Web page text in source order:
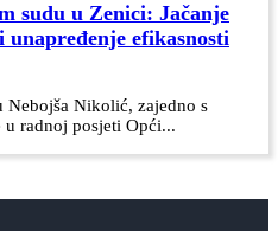
sudu u Zenici: Jačanje
efikasnosti
Nebojša Nikolić, zajedno s
radnoj posjeti Opći...